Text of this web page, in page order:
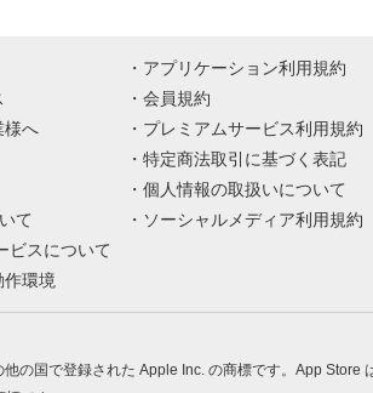
様へ
て
ビスについて
作環境
アプリケーション利用規約
会員規約
プレミアムサービス利用規約
特定商法取引に基づく表記
個人情報の取扱いについて
ソーシャルメディア利用規約
の国で登録された Apple Inc. の商標です。App Store